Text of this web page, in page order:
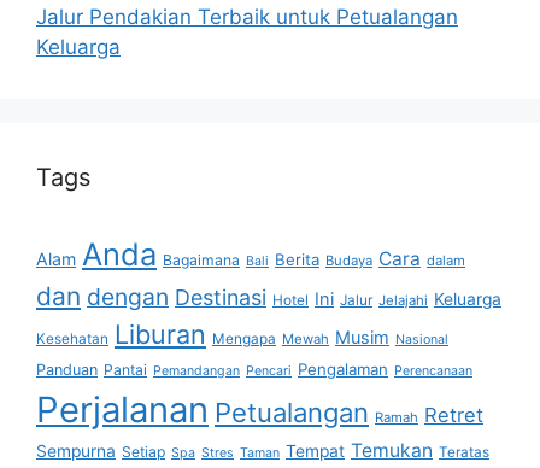
Jalur Pendakian Terbaik untuk Petualangan
Keluarga
Tags
Alam Anda Bagaimana Bali Berita Budaya Cara dalam
dan dengan Destinasi Hotel Ini Jalur Jelajahi Keluarga
Kesehatan Liburan Mengapa Mewah Musim Nasional
Panduan Pantai Pemandangan Pencari Pengalaman Perencanaan
Perjalanan Petualangan Ramah Retret
Sempurna Setiap Spa Stres Taman Tempat Temukan Teratas